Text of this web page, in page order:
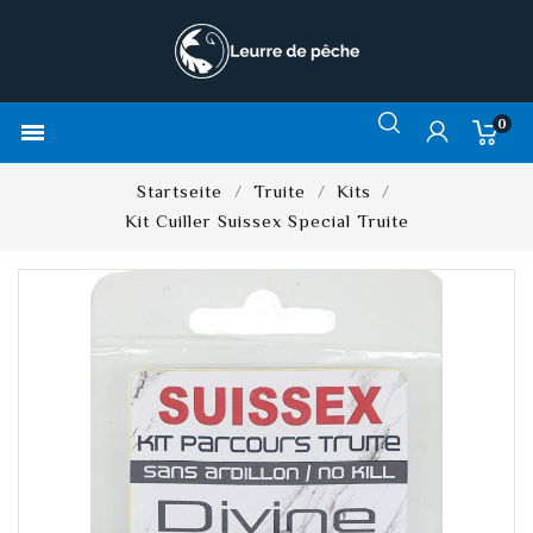
 0
Startseite Truite
Kits
Kit Cuiller Suissex Special Truite